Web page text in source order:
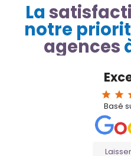
La
notre
agences
star star
Basé